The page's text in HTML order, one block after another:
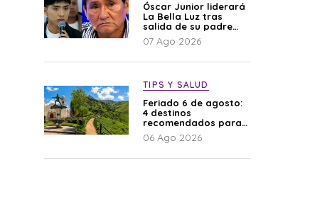
Óscar Junior liderará
La Bella Luz tras
salida de su padre
por polémica con
Naldy Saldaña
07 Ago 2026
TIPS Y SALUD
Feriado 6 de agosto:
4 destinos
recomendados para
disfrutar el descanso
06 Ago 2026